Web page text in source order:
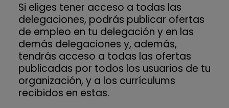
Si eliges tener acceso a todas las
delegaciones, podrás publicar ofertas
de empleo en tu delegación y en las
demás delegaciones y, además,
tendrás acceso a todas las ofertas
publicadas por todos los usuarios de tu
organización, y a los currículums
recibidos en estas.